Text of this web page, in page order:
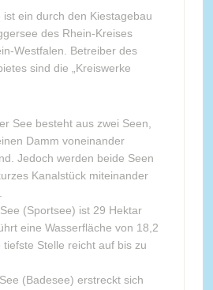
ist ein durch den Kiestagebau
des Rhein-Kreises
Westfalen. Betreiber des
sind die „Kreiswerke
See besteht aus zwei Seen,
Damm voneinander
Jedoch werden beide Seen
Kanalstück miteinander
(Sportsee) ist 29 Hektar
eine Wasserfläche von 18,2
tiefste Stelle reicht auf bis zu
(Badesee) erstreckt sich